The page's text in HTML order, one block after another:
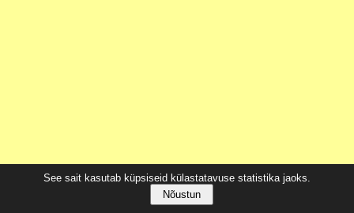
See sait kasutab küpsiseid külastatavuse statistika jaoks.
Nõustun